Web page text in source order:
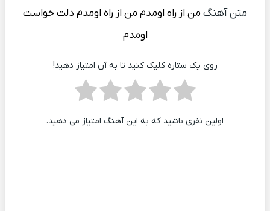
متن آهنگ من از راه اومدم من از راه اومدم دلت خواست
اومدم
روی یک ستاره کلیک کنید تا به آن امتیاز دهید!
اولین نفری باشید که به این آهنگ امتیاز می دهید.